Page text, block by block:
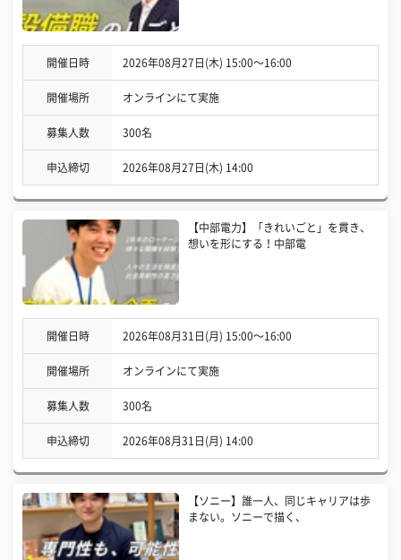
開催日時 2026年08月27日(木) 15:00〜16:00
開催場所 オンラインにて実施
募集人数 300名
申込締切 2026年08月27日(木) 14:00
【中部電力】「きれいごと」を貫き、
想いを形にする！中部電
開催日時 2026年08月31日(月) 15:00〜16:00
開催場所 オンラインにて実施
募集人数 300名
申込締切 2026年08月31日(月) 14:00
【ソニー】誰一人、同じキャリアは歩
まない。ソニーで描く、